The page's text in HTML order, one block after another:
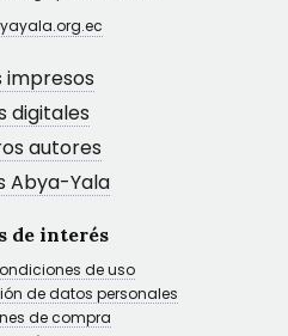
impresos
digitales
autores
Abya-Yala
de interés
de uso
de datos personales
de compra